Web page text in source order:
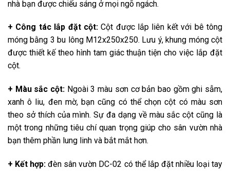
nhà bạn được chiếu sáng ở mọi ngõ ngách.
+ Công tác lắp đặt cột:Cột được lắp liên kết với bê tông
móng bằng 3 bu lông M12x250x250. Lưu ý, khung móng cột
được thiết kế theo hình tam giác thuận tiện cho việc lắp đặt
cột.
+ Màu sắc cột: Ngoài 3 màu sơn cơ bản bao gồm ghi sẫm,
xanh ô liu, đen mờ, bạn cũng có thể chọn cột có màu sơn
theo sở thích của mình. Sự đa dạng về màu sắc cột cũng là
một trong những tiêu chí quan trọng giúp cho sân vườn nhà
bạn thêm phần lung linh và bắt mắt hơn.
+ Kết hợp: đèn sân vườn DC-02 có thể lắp đặt nhiều loại tay